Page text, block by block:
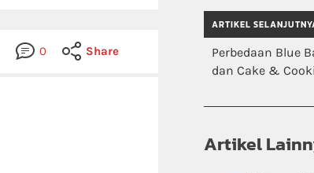
0 Share
ARTIKEL
Perbedaan Blue
dan Cake &
Artikel